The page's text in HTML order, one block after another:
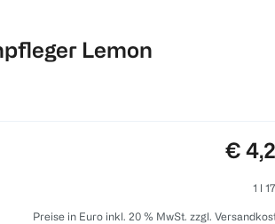
Lemon
€
1 l
Preise in Euro inkl. 20 % MwSt. zzgl.